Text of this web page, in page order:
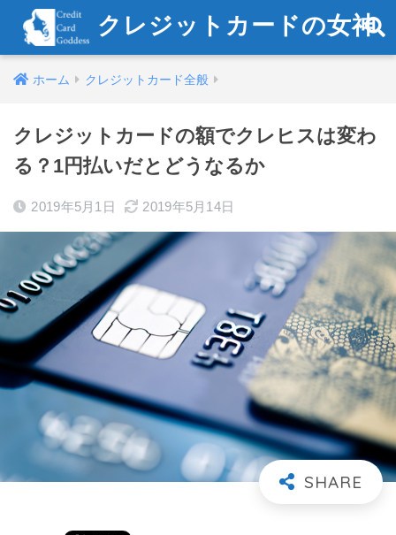
クレジットカードの女神
ホーム クレジットカード全般
クレジットカードの額でクレヒスは変わ
る？1円払いだとどうなるか
2019年5月1日 2019年5月14日